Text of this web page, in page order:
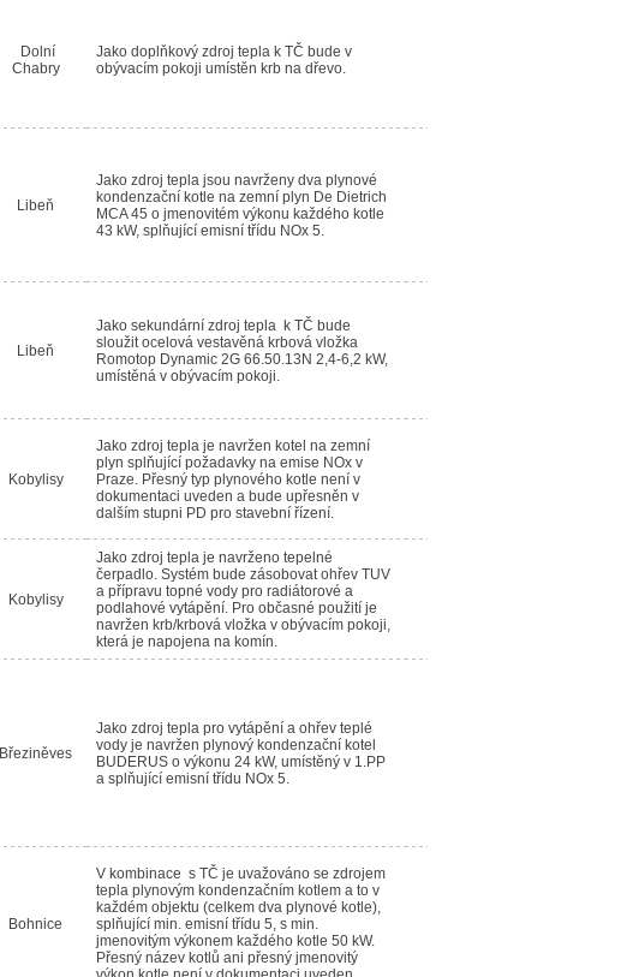
Dolní
Chabry
Jako doplňkový zdroj tepla k TČ bude v
obývacím pokoji umístěn krb na dřevo.
Libeň
Jako zdroj tepla jsou navrženy dva plynové
kondenzační kotle na zemní plyn De Dietrich
MCA 45 o jmenovitém výkonu každého kotle
43 kW, splňující emisní třídu NOx 5.
Libeň
Jako sekundární zdroj tepla k TČ bude
sloužit ocelová vestavěná krbová vložka
Romotop Dynamic 2G 66.50.13N 2,4-6,2 kW,
umístěná v obývacím pokoji.
Kobylisy
Jako zdroj tepla je navržen kotel na zemní
plyn splňující požadavky na emise NOx v
Praze. Přesný typ plynového kotle není v
dokumentaci uveden a bude upřesněn v
dalším stupni PD pro stavební řízení.
Kobylisy
Jako zdroj tepla je navrženo tepelné
čerpadlo. Systém bude zásobovat ohřev TUV
a přípravu topné vody pro radiátorové a
podlahové vytápění. Pro občasné použití je
navržen krb/krbová vložka v obývacím pokoji,
která je napojena na komín.
Březiněves
Jako zdroj tepla pro vytápění a ohřev teplé
vody je navržen plynový kondenzační kotel
BUDERUS o výkonu 24 kW, umístěný v 1.PP
a splňující emisní třídu NOx 5.
Bohnice
V kombinace s TČ je uvažováno se zdrojem
tepla plynovým kondenzačním kotlem a to v
každém objektu (celkem dva plynové kotle),
splňující min. emisní třídu 5, s min.
jmenovitým výkonem každého kotle 50 kW.
Přesný název kotlů ani přesný jmenovitý